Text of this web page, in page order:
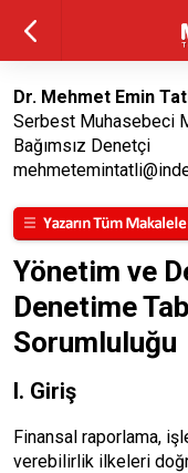
Dr. Mehmet Emin
Serbest Muhasebeci
Bağımsız Denetçi
Yönetim ve
Denetime
Sorumluluğu
I. Giriş
Finansal raporlama,
verebilirlik ilkeleri